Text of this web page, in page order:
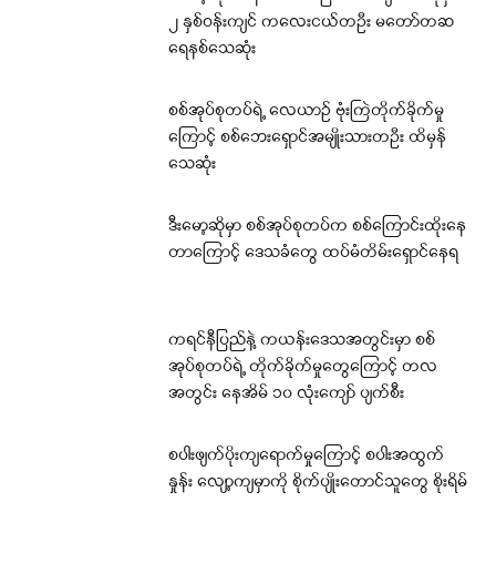
၂ နှစ်ဝန်းကျင် ကလေးငယ်တဦး မတော်တဆ
ရေနစ်သေဆုံး
စစ်အုပ်စုတပ်ရဲ့ လေယာဉ် ဗုံးကြဲတိုက်ခိုက်မှု
ကြောင့် စစ်ဘေးရှောင်အမျိုးသားတဦး ထိမှန်
သေဆုံး
ဒီးမော့ဆိုမှာ စစ်အုပ်စုတပ်က စစ်ကြောင်းထိုးနေ
တာကြောင့် ဒေသခံတွေ ထပ်မံတိမ်းရှောင်နေရ
ကရင်နီပြည်နဲ့ ကယန်းဒေသအတွင်းမှာ စစ်
အုပ်စုတပ်ရဲ့ တိုက်ခိုက်မှုတွေကြောင့် တလ
အတွင်း နေအိမ် ၁၀ လုံးကျော် ပျက်စီး
စပါးဖျက်ပိုးကျရောက်မှုကြောင့် စပါးအထွက်
နှုန်း လျော့ကျမှာကို စိုက်ပျိုးတောင်သူတွေ စိုးရိမ်